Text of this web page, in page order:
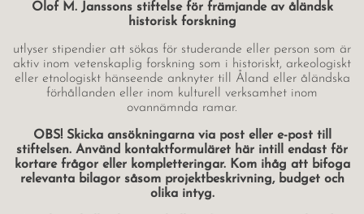
Olof M. Janssons stiftelse för främjande av åländsk
historisk forskning
utlyser stipendier att sökas för studerande eller person som är
aktiv inom vetenskaplig forskning som i historiskt, arkeologiskt
eller etnologiskt hänseende anknyter till Åland eller åländska
förhållanden eller inom kulturell verksamhet inom
ovannämnda ramar.
OBS! Skicka ansökningarna via post eller e-post till
stiftelsen. Använd kontaktformuläret här intill endast för
kortare frågor eller kompletteringar. Kom ihåg att bifoga
relevanta bilagor såsom projektbeskrivning, budget och
olika intyg.